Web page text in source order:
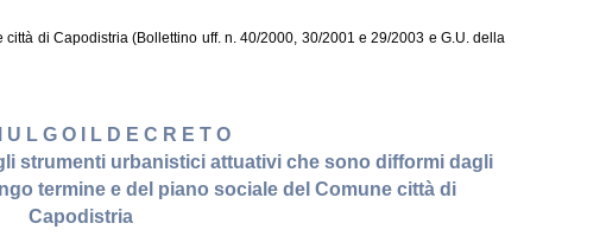
di Capodistria (Bollettino uff. n. 40/2000, 30/2001 e 29/2003 e G.U. della
U L G O I L D E C R E T O
strumenti urbanistici attuativi che sono difformi dagli
termine e del piano sociale del Comune città di
Capodistria